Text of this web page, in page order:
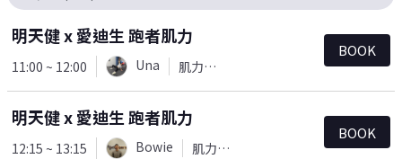
明天健 x 愛迪生 跑者肌力
11:00 ~ 12:00 Una 肌力訓練
BOOK
明天健 x 愛迪生 跑者肌力
12:15 ~ 13:15 Bowie 肌力訓練
BOOK